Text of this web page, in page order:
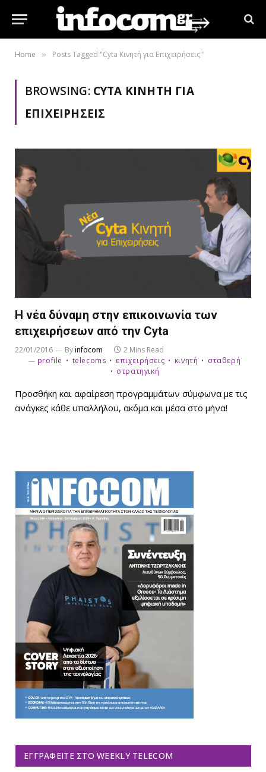
Home » Posts Tagged "Cyta Κινητή για Επιχειρήσεις"
BROWSING: CYTA ΚΙΝΗΤΉ ΓΙΑ
ΕΠΙΧΕΙΡΉΣΕΙΣ
Η νέα δύναμη στην επικοινωνία των
επιχειρήσεων από την Cyta
22/01/2016 Byinfocom
2 Mins Read
profile
telecoms επιχειρήσεις κινητή
σταθερή
στρατηγική
Προσθήκη και αφαίρεση προγραμμάτων σύμφωνα με τις
ανάγκες κάθε υπαλλήλου, ακόμα και μέσα στο μήνα!
ΕΓΓΡΑΦΕΊΤΕ ΣΤΟ WEEKLY TELECOM